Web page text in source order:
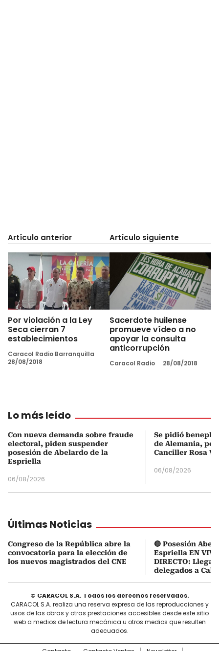
Artículo anterior
Por violación a la Ley
Seca cierran 7
establecimientos
Caracol Radio Barranquilla
28/08/2018
Artículo siguiente
Sacerdote huilense
promueve vídeo a no
apoyar la consulta
anticorrupción
Caracol Radio 28/08/2018
Lo más leído
Con nueva demanda sobre fraude
electoral, piden suspender
posesión de Abelardo de la
Espriella
06/08/2026
Se pidió
de Alemania,
Canciller Rosa
06/08/2026
Últimas Noticias
Congreso de la República abre la
convocatoria para la elección de
los nuevos magistrados del CNE
🔴 Posesión
Espriella EN
DIRECTO:
delegados a Cali
© CARACOL S.A. Todos los derechos reservados.
CARACOL S.A. realiza una reserva expresa de las reproducciones y
usos de las obras y otras prestaciones accesibles desde este sitio
web a medios de lectura mecánica u otros medios que resulten
adecuados.